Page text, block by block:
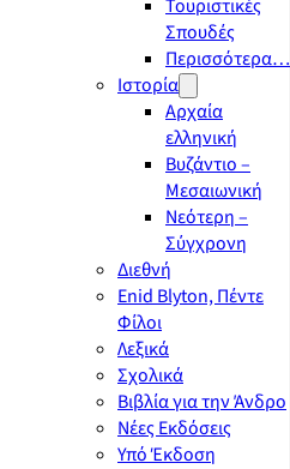
Τουριστικές
Σπουδές
Περισσότερα…
Ιστορία
Αρχαία
ελληνική
Βυζάντιο –
Μεσαιωνική
Νεότερη –
Σύγχρονη
Διεθνή
Enid Blyton, Πέντε
Φίλοι
Λεξικά
Σχολικά
Βιβλία για την Άνδρο
Νέες Εκδόσεις
Υπό Έκδοση